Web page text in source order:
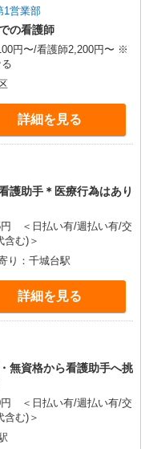
営業部
の看護師
円〜/看護師2,200円〜 ※
詳細を見る
護助手＊医療行為はあり
円 ＜日払い有/週払い有/交
含む)＞
り：千城台駅
詳細を見る
資格から看護助手へ挑
円 ＜日払い有/週払い有/交
含む)＞